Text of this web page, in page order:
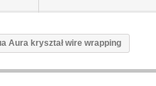
Aura kryształ wire wrapping